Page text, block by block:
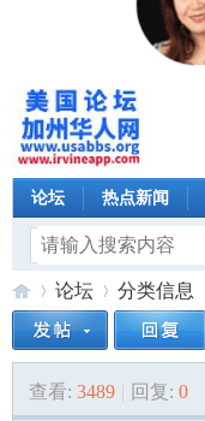
论坛 热点新闻
美»
论坛
›
分类信息
查看: 3489 | 回复: 0